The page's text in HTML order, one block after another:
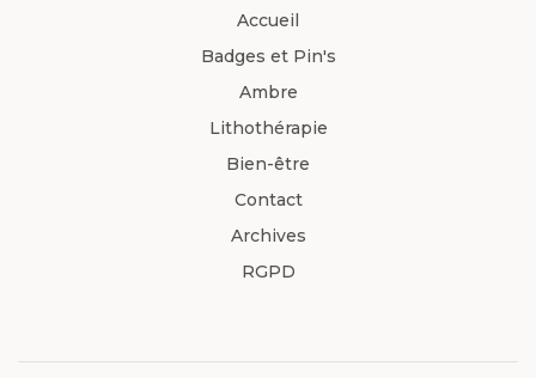
Accueil
Badges et Pin's
Ambre
Lithothérapie
Bien-être
Contact
Archives
RGPD